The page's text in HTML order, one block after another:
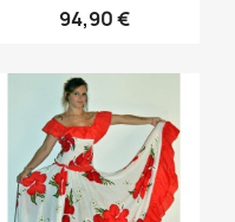
94,90 €